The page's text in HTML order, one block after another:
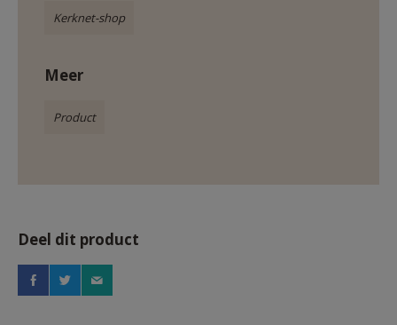
Kerknet-shop
Meer
Product
Deel dit product